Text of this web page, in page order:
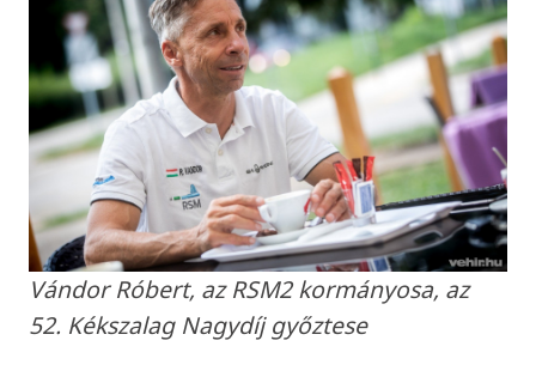
Vándor Róbert, az RSM2 kormányosa, az
52. Kékszalag Nagydíj győztese